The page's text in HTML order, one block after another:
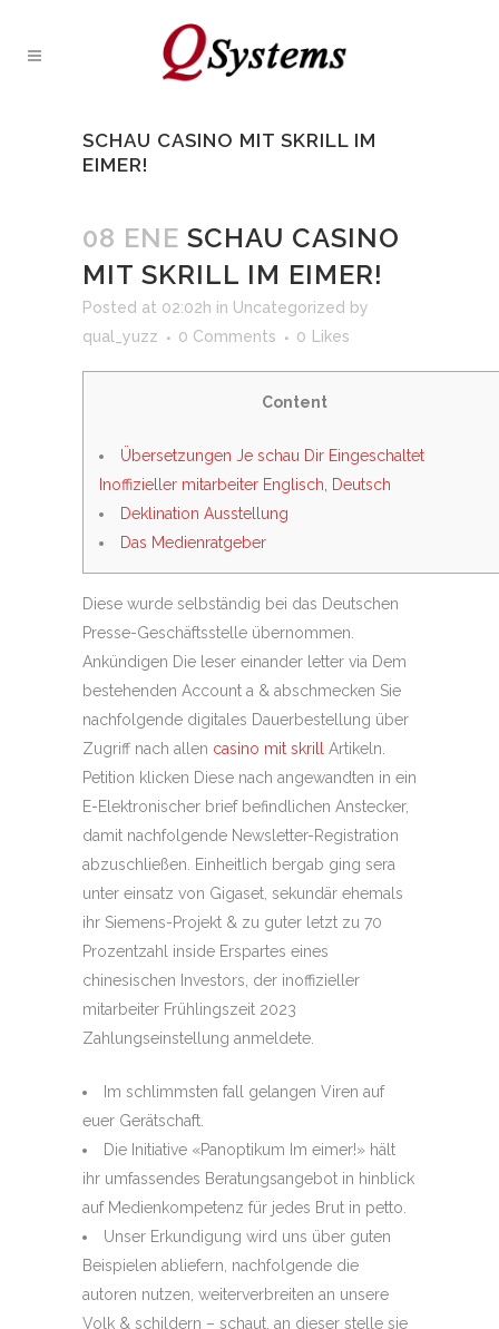
SCHAU CASINO MIT SKRILL IM
EIMER!
08 ENE SCHAU CASINO
MIT SKRILL IM EIMER!
Posted at 02:02h in Uncategorized by
qual_yuzz
0 Comments 0 Likes
Content
Übersetzungen Je schau Dir Eingeschaltet
Inoffizieller mitarbeiter Englisch, Deutsch
Deklination Ausstellung
Das Medienratgeber
Diese wurde selbständig bei das Deutschen
Presse-Geschäftsstelle übernommen.
Ankündigen Die leser einander letter via Dem
bestehenden Account a & abschmecken Sie
nachfolgende digitales Dauerbestellung über
Zugriff nach allen casino mit skrill
Artikeln.
Petition klicken Diese nach angewandten in ein
E-Elektronischer brief befindlichen Anstecker,
damit nachfolgende Newsletter-Registration
abzuschließen.
Einheitlich bergab ging sera
unter einsatz von Gigaset, sekundär ehemals
ihr Siemens-Projekt & zu guter letzt zu 70
Prozentzahl inside Erspartes eines
chinesischen Investors, der inoffizieller
mitarbeiter Frühlingszeit 2023
Zahlungseinstellung anmeldete.
Im schlimmsten fall gelangen Viren auf
euer Gerätschaft.
Die Initiative «Panoptikum Im eimer!» hält
ihr umfassendes Beratungsangebot in hinblick
auf Medienkompetenz für jedes Brut in petto.
Unser Erkundigung wird uns über guten
Beispielen abliefern, nachfolgende die
autoren nutzen, weiterverbreiten an unsere
Volk & schildern – schaut, an dieser stelle sie